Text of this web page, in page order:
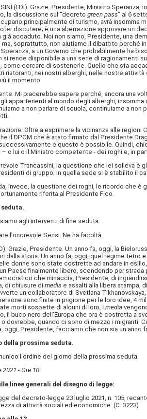
(FDI). Grazie. Presidente, Ministro Speranza,
la discussione sul “decretogreen pass” al 6
principalmente di turismo, avrà insomma
discutere; è una aberrazione approvare un
accaduto. Noi non siamo, Presidente, una
ma, soprattutto, non aiutiamo il dibattito perché
a un Governo che probabilmente ha
si rende disponibile a una serie di
come cercare di sostenerle. Quello che sta
ristoranti, nei nostri alberghi, nelle nostre
il momento.
Mi piacerebbe sapere perché, ancora una
appartenenti al mondo degli alberghi,
a non parlare di scuola, continuiamo a
Oltre a esprimere la vicinanza alle
il DPCM che è stato firmato dal Presidente
e questo è possibile. Quindi,
– o lui o il Ministro competente - dei roghi e, in
Trancassini, la questione che lei solleva
di gruppo. In quella sede si è stabilito il
invece, la questione dei roghi, le ricordo che è
riferita al Presidente Fico.
agli interventi di fine seduta.
l'onorevole Sensi. Ne ha facoltà.
). Grazie, Presidente. Un anno fa, oggi, la
dalla storia. Un anno fa, oggi, quel regime
donne sono state costrette ad andare in
Paese finalmente libero, scendendo per
che minaccia, Presidente, di
di chiusure dimedia e assalti alla libera stampa,
un collaboratore di Svetlana
sono finite in prigione per le loro idee, 4
morti sospette di alcuni di loro, imedia
il buco nero dell'Europa che ora è costretta a
o dovrebbe, quando ci sono di mezzo i migranti.
oggi, Presidente, facciamo che non sia un anno
della prossima seduta.
l'ordine del giorno della prossima seduta.
- Ore 10:
linee generali del disegno di legge:
del decreto-legge 23 luglio 2021, n. 105,
di attività sociali ed economiche. (C. 3223​)